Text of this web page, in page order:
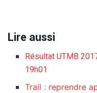
Lire aussi
Résultat UTMB
19h01
Trail : reprendre